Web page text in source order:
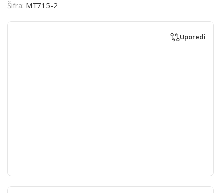
Šifra: MT715-2
Uporedi